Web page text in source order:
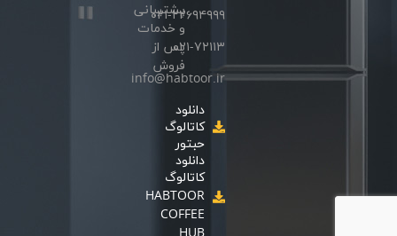
۰۲۱-۲۲۶۹۴۹۹۹
۰۲۱-۷۲۱۱۳
info@habtoor.ir
دانلود
کاتالوگ
حبتور
دانلود
کاتالوگ
HABTOOR
COFFEE
پشتیبانی
و خدمات
پس از
فروش